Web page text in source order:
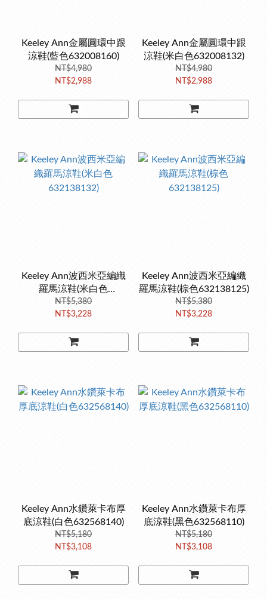
Keeley Ann金屬圓環中跟
涼鞋(藍色632008160)
NT$4,980
NT$2,988
Keeley Ann金屬圓環中跟
涼鞋(米白色632008132)
NT$4,980
NT$2,988
Keeley Ann波西米亞編織
羅馬涼鞋(米白色
632138132)
NT$5,380
NT$3,228
Keeley Ann波西米亞編織
羅馬涼鞋(棕色632138125)
NT$5,380
NT$3,228
Keeley Ann水鑽萊卡布厚
底涼鞋(白色632568140)
NT$5,180
NT$3,108
Keeley Ann水鑽萊卡布厚
底涼鞋(黑色632568110)
NT$5,180
NT$3,108